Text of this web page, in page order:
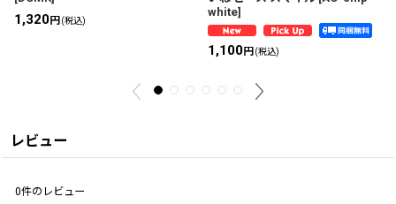
1,320円(税込)
white]
1,100円(税込)
レビュー
0件のレビュー